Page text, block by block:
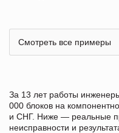
Смотреть все примеры
За 13 лет работы
000 блоков на
и СНГ. Ниже — реальные
неисправности и